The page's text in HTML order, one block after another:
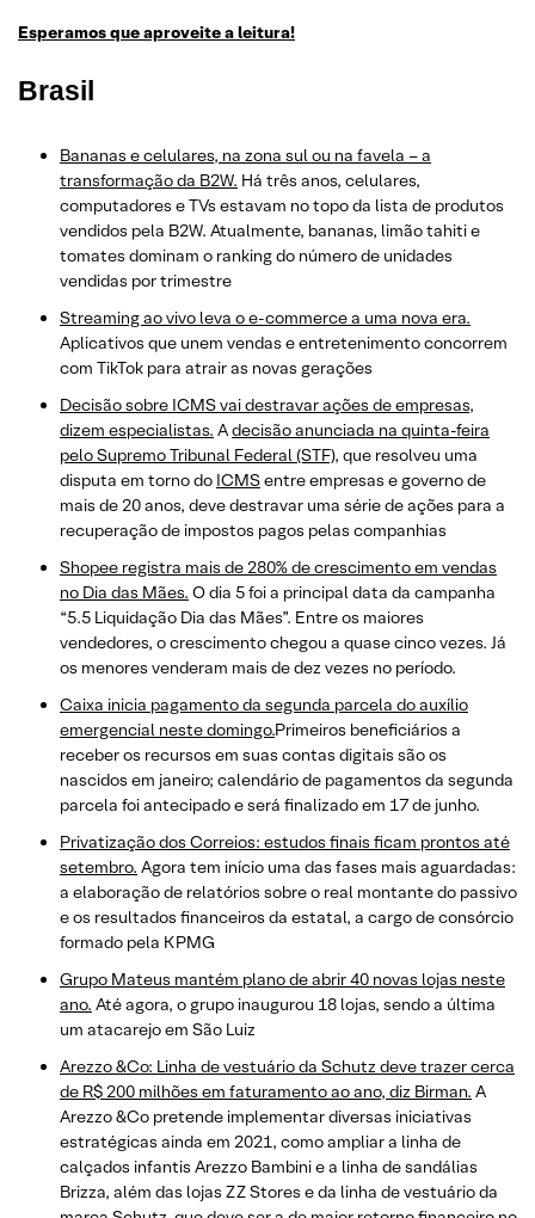
Esperamos que aproveite a leitura!
Brasil
Bananas e celulares, na zona sul ou na favela – a
transformação da B2W. Há três anos, celulares,
computadores e TVs estavam no topo da lista de produtos
vendidos pela B2W. Atualmente, bananas, limão tahiti e
tomates dominam o ranking do número de unidades
vendidas por trimestre
Streaming ao vivo leva o e-commerce a uma nova era.
Aplicativos que unem vendas e entretenimento concorrem
com TikTok para atrair as novas gerações
Decisão sobre ICMS vai destravar ações de empresas,
dizem especialistas. Adecisão anunciada na quinta-feira
pelo Supremo Tribunal Federal (STF), que resolveu uma
disputa em torno do ICMSentre empresas e governo de
mais de 20 anos, deve destravar uma série de ações para a
recuperação de impostos pagos pelas companhias
Shopee registra mais de 280% de crescimento em vendas
no Dia das Mães. O dia 5 foi a principal data da campanha
“5.5 Liquidação Dia das Mães”. Entre os maiores
vendedores, o crescimento chegou a quase cinco vezes. Já
os menores venderam mais de dez vezes no período.
Caixa inicia pagamento da segunda parcela do auxílio
emergencial neste domingo.Primeiros beneficiários a
receber os recursos em suas contas digitais são os
nascidos em janeiro; calendário de pagamentos da segunda
parcela foi antecipado e será finalizado em 17 de junho.
Privatização dos Correios: estudos finais ficam prontos até
setembro. Agora tem início uma das fases mais aguardadas:
a elaboração de relatórios sobre o real montante do passivo
e os resultados financeiros da estatal, a cargo de consórcio
formado pela KPMG
Grupo Mateus mantém plano de abrir 40 novas lojas neste
ano. Até agora, o grupo inaugurou 18 lojas, sendo a última
um atacarejo em São Luiz
Arezzo &Co: Linha de vestuário da Schutz deve trazer cerca
de R$ 200 milhões em faturamento ao ano, diz Birman. A
Arezzo &Co pretende implementar diversas iniciativas
estratégicas ainda em 2021, como ampliar a linha de
calçados infantis Arezzo Bambini e a linha de sandálias
Brizza, além das lojas ZZ Stores e da linha de vestuário da